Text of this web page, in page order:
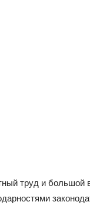
труд и большой